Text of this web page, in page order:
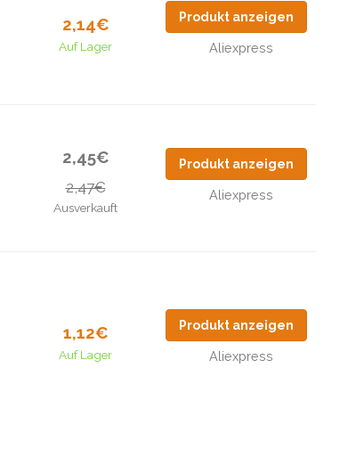
2,14€
Auf Lager
Produkt anzeigen
Aliexpress
2,45€
2,47€
Ausverkauft
Produkt anzeigen
Aliexpress
1,12€
Auf Lager
Produkt anzeigen
Aliexpress